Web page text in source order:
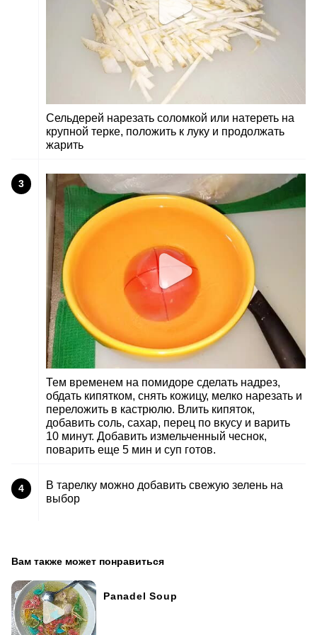
Сельдерей нарезать соломкой или натереть на
крупной терке, положить к луку и продолжать
жарить
3
Тем временем на помидоре сделать надрез,
обдать кипятком, снять кожицу, мелко нарезать и
переложить в кастрюлю. Влить кипяток,
добавить соль, сахар, перец по вкусу и варить
10 минут. Добавить измельченный чеснок,
поварить еще 5 мин и суп готов.
4
В тарелку можно добавить свежую зелень на
выбор
Вам также может понравиться
Panadel Soup